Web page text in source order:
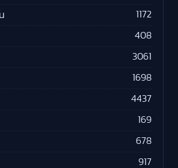
1172
408
3061
1698
4437
169
678
917